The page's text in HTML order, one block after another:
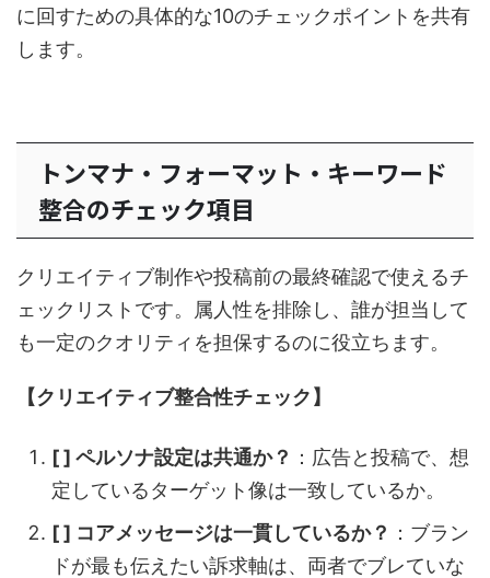
に回すための具体的な10のチェックポイントを共有
します。
トンマナ・フォーマット・キーワード
整合のチェック項目
クリエイティブ制作や投稿前の最終確認で使えるチ
ェックリストです。属人性を排除し、誰が担当して
も一定のクオリティを担保するのに役立ちます。
【クリエイティブ整合性チェック】
[ ] ペルソナ設定は共通か？ ：広告と投稿で、想
定しているターゲット像は一致しているか。
[ ] コアメッセージは一貫しているか？ ：ブラン
ドが最も伝えたい訴求軸は、両者でブレていな